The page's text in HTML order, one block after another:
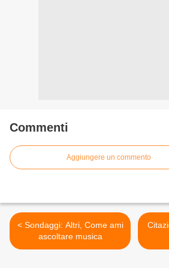
Commenti
Aggiungere un commento
< Sondaggi: Altri, Come ami
ascoltare musica